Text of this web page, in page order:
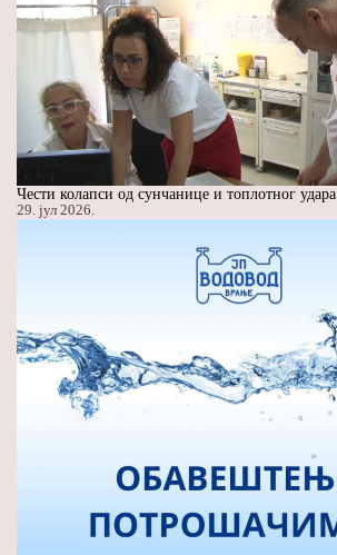
Чести колапси од сунчанице и топлотног удара
29. јул 2026.